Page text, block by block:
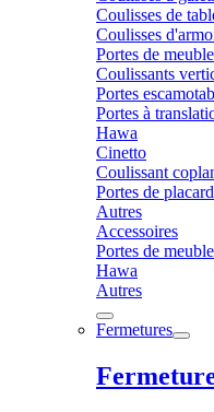
Coulisses de
Coulisses
Portes de
Coulissants
Portes
Portes à
Hawa
Cinetto
Coulissant
Portes de placard
Autres
Accessoires
Portes de
Hawa
Autres
Fermetures